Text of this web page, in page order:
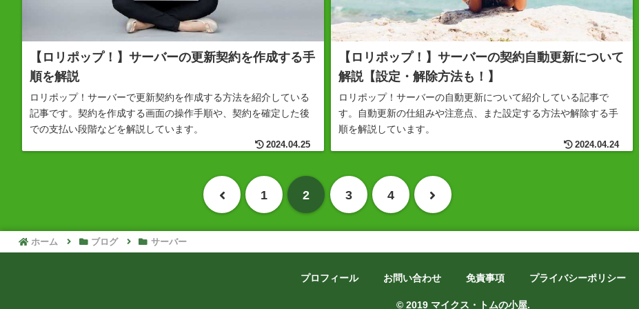
【ロリポップ！】サーバーの更新契約を作成する手
順を解説
ロリポップ！サーバーで更新契約を作成する方法を紹介している
記事です。契約を作成する画面の操作手順や、契約を確定した後
での支払い段階などを解説しています。
2024.04.25
【ロリポップ！】サーバーの契約自動更新について
解説【設定・解除方法も！】
ロリポップ！サーバーの自動更新について紹介している記事で
す。自動更新の仕組みや注意点、また設定する方法や解除する手
順を解説しています。
2024.04.24
前
へ
1 2 3 4 次
へ
ホーム ブログ サーバー
プロフィール お問い合わせ 免責事項 プライバシーポリシー
© 2019 マイクス・トムの小屋.